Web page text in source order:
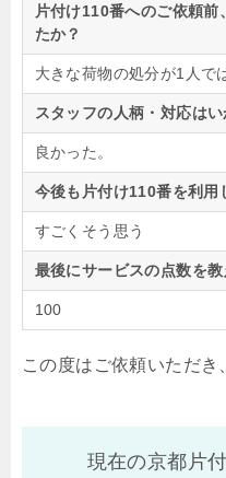
片付け110番へのご依頼
たか？
大きな荷物の処分が1人で
スタッフの人柄・対応は
良かった。
今後も片付け110番を利用
すごくそう思う
最後にサービスの点数を教
100
この度はご依頼いただき
現在の京都片